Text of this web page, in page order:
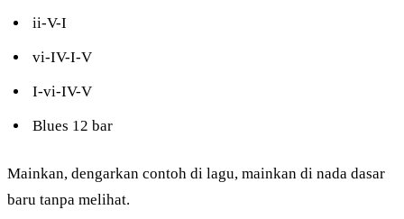
ii-V-I
vi-IV-I-V
I-vi-IV-V
Blues 12 bar
Mainkan, dengarkan contoh di lagu, mainkan di nada dasar
baru tanpa melihat.